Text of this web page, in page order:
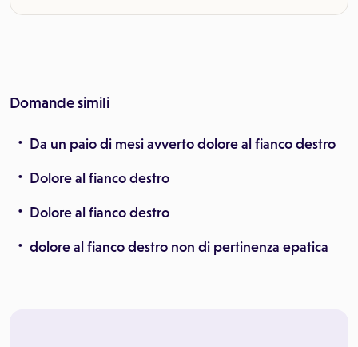
Domande simili
Da un paio di mesi avverto dolore al fianco destro
Dolore al fianco destro
Dolore al fianco destro
dolore al fianco destro non di pertinenza epatica